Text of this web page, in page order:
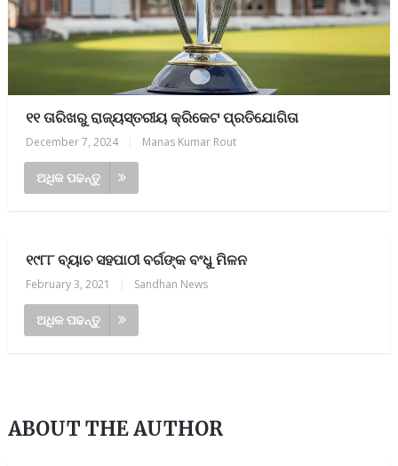
୧୧ ତାରିଖରୁ ରାଜ୍ୟସ୍ତରୀୟ କ୍ରିକେଟ ପ୍ରତିଯୋଗିତା
December 7, 2024 Manas Kumar Rout
ଅଧିକ ପଢନ୍ତୁ
୧୯୮୮ ବ୍ୟାଚ ସହପାଠୀ ବର୍ଗଙ୍କ ବଂଧୁ ମିଳନ
February 3, 2021 Sandhan News
ଅଧିକ ପଢନ୍ତୁ
ABOUT THE AUTHOR